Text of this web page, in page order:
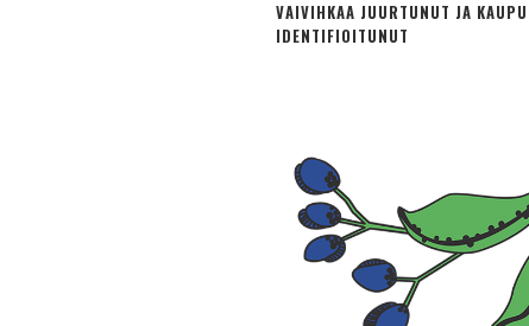
VAIVIHKAA JUURTUNUT JA
IDENTIFIOITUNUT